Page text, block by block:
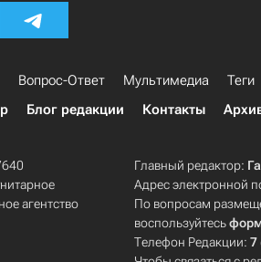
Вопрос-Ответ Мультимедиа
Теги
Блог редакции Контакты
агентство
Главный редактор:
Адрес электронной
По вопросам
воспользуйтесь
Телефон Редакции:7